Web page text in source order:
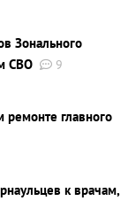
Зонального
СВО
9
главного
к врачам,